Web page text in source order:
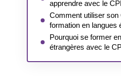
apprendre avec le
Comment utiliser son
formation en langues
Pourquoi se former
étrangères avec le